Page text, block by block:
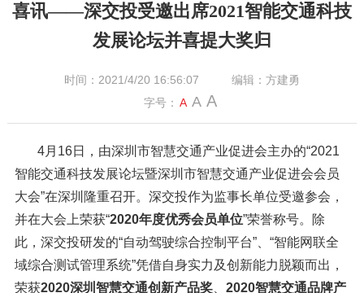
喜讯——深交投受邀出席2021智能交通科技
发展论坛并喜提大奖归
时间：2021/4/20 16:56:07
编辑：方建勇
字号： A A A
4月16日，由深圳市智慧交通产业促进会主办的“2021
智能交通科技发展论坛暨深圳市智慧交通产业促进会会员
大会”在深圳隆重召开。深交投作为监事长单位受邀参会，
并在大会上荣获“2020年度优秀会员单位”荣誉称号。除
此，深交投研发的“自动驾驶综合控制平台”、“智能网联全
域综合测试管理系统”凭借自身实力及创新能力脱颖而出，
荣获2020深圳智慧交通创新产品奖、 2020智慧交通品牌产